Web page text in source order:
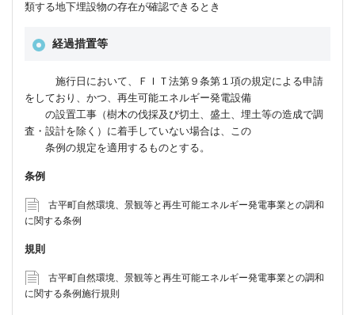
類する地下埋設物の存在が確認できるとき
経過措置等
施行日において、ＦＩＴ法第９条第１項の規定による申請
をしており、かつ、再生可能エネルギー発電設備
の設置工事（樹木の伐採及び切土、盛土、埋土等の造成で調
査・設計を除く）に着手していない場合は、この
条例の規定を適用するものとする。
条例
古平町自然環境、景観等と再生可能エネルギー発電事業との調和
に関する条例
規則
古平町自然環境、景観等と再生可能エネルギー発電事業との調和
に関する条例施行規則